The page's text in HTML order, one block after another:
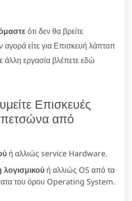
ότι δεν θα βρείτε
αγορά είτε για Επισκευή λάπτοπ
άλλη εργασία βλέπετε εδώ
Επισκευές
από
ή αλλιώς service Hardware.
ή αλλιώς OS από τα
του όρου Operating System.